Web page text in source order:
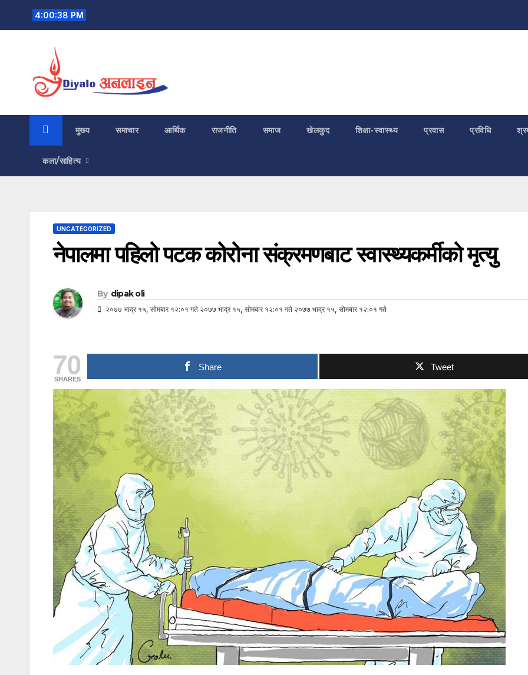
4:00:39 PM
मुख्य समाचार आर्थिक राजनीति समाज खेलकुद शिक्षा-स्वास्थ्य प्रवास प्रविधि
कला/साहित्य
UNCATEGORIZED
नेपालमा पहिलो पटक कोरोना संक्रमणबाट स्वास्थ्यकर्मीको मृत्यु
By dipak oli
२०७७ भाद्र १५, सोमबार १२:०१ गते २०७७ भाद्र १५, सोमबार १२:०१ गते २०७७ भाद्र १५, सोमबार १२:०१ गते
70
SHARES
Share Tweet